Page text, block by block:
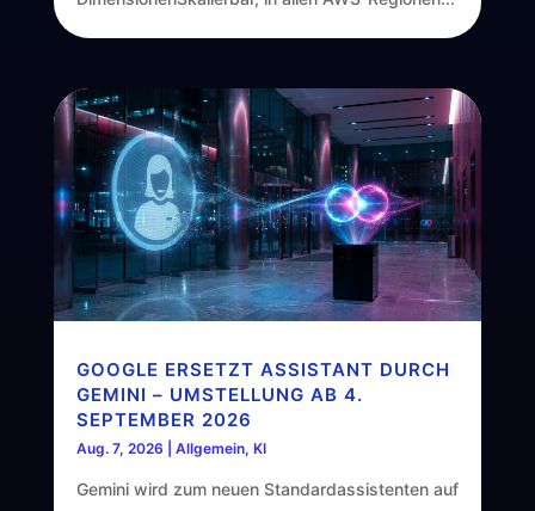
GOOGLE ERSETZT ASSISTANT DURCH
GEMINI – UMSTELLUNG AB 4.
SEPTEMBER 2026
Aug. 7, 2026 Allgemein, KI
Gemini wird zum neuen Standardassistenten auf